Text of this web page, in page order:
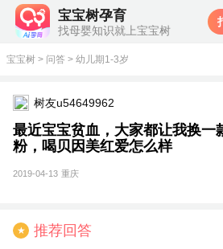
宝宝树孕育
找母婴知识就上宝宝树
宝宝树 > 问答 > 幼儿期1-3岁
树友u54649962
最近宝宝贫血，大家都让我换一
粉，喝贝因美红爱怎么样
2019-04-13 重庆
★ 推荐回答